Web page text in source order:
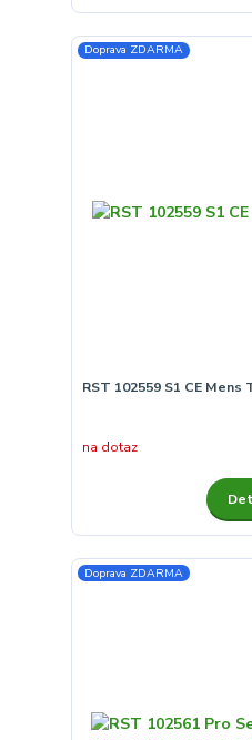
Doprava ZDARMA
RST 102559 S1 CE
na dotaz
Doprava ZDARMA